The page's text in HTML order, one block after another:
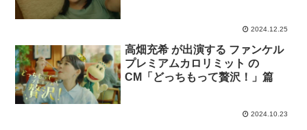
2024.12.25
高畑充希 が出演する ファンケル
プレミアムカロリミット の
CM「どっちもって贅沢！」篇
2024.10.23